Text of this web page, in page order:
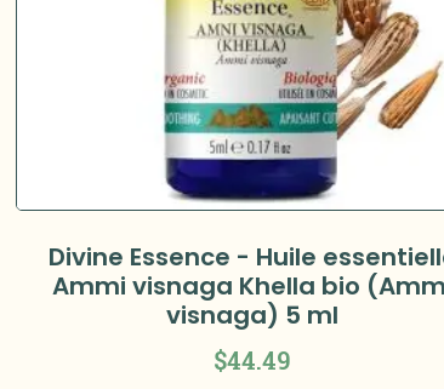
Divine Essence - Huile
Ammi visnaga Khella bio
visnaga) 5 ml
$44.49